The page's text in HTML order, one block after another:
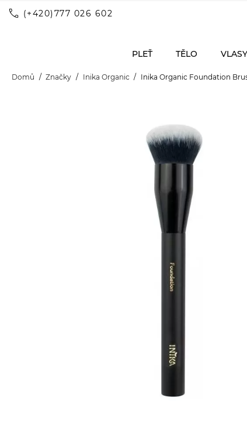
call (+420)777 026 602
PLEŤ TĚLO VLASY
Domů Značky Inika Organic Inika Organic Foundation